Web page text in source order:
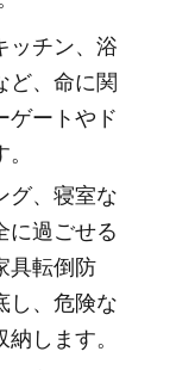
ッチン、浴
ど、命に関
ゲートやド
グ、寝室な
に過ごせる
具転倒防
し、危険な
します。